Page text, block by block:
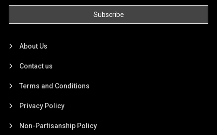
About Us
Contact us
Terms and Conditions
Privacy Policy
Non-Partisanship Policy